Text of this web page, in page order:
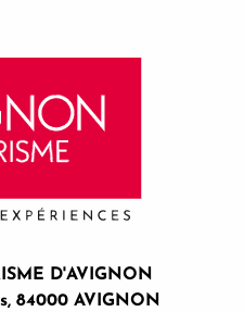
D'AVIGNON
84000 AVIGNON